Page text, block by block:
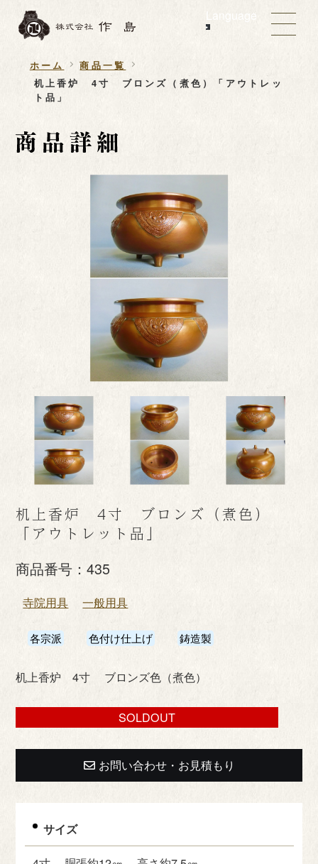
Language
ホーム
商品一覧
机上香炉 4寸 ブロンズ（煮色）「アウトレッ
ト品」
机上香炉 4寸 ブロンズ（煮色）
「アウトレット品」
商品番号：435
寺院用具 一般用具
各宗派 色付け仕上げ 鋳造製
机上香炉 4寸 ブロンズ色（煮色）
SOLDOUT
お問い合わせ・お見積もり
サイズ